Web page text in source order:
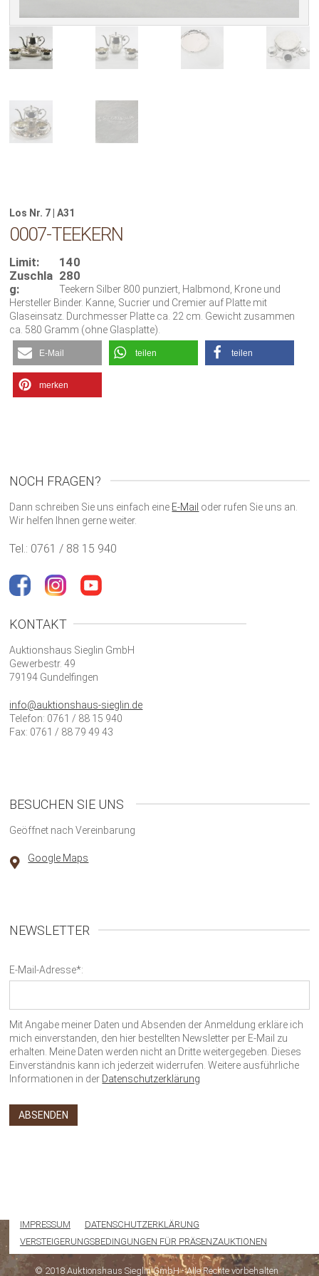
Los Nr. 7 | A31
0007-TEEKERN
Limit:
140
Zuschla
g:
280
Teekern Silber 800 punziert, Halbmond, Krone und
Hersteller Binder. Kanne, Sucrier und Cremier auf Platte mit
Glaseinsatz. Durchmesser Platte ca. 22 cm. Gewicht zusammen
ca. 580 Gramm (ohne Glasplatte).
E-Mail teilen teilen
merken
NOCH FRAGEN?
Dann schreiben Sie uns einfach eine E-Mail oder rufen Sie uns an.
Wir helfen Ihnen gerne weiter.
Tel.: 0761 / 88 15 940
KONTAKT
Auktionshaus Sieglin GmbH
Gewerbestr. 49
79194 Gundelfingen
info@auktionshaus-sieglin.de
Telefon: 0761 / 88 15 940
Fax: 0761 / 88 79 49 43
BESUCHEN SIE UNS
Geöffnet nach Vereinbarung
Google Maps
NEWSLETTER
E-Mail-Adresse*:
Mit Angabe meiner Daten und Absenden der Anmeldung erkläre ich
mich einverstanden, den hier bestellten Newsletter per E-Mail zu
erhalten. Meine Daten werden nicht an Dritte weitergegeben. Dieses
Einverständnis kann ich jederzeit widerrufen. Weitere ausführliche
Informationen in der Datenschutzerklärung
IMPRESSUM
DATENSCHUTZERKLÄRUNG
VERSTEIGERUNGSBEDINGUNGEN FÜR PRÄSENZAUKTIONEN
© 2018 Auktionshaus Sieglin GmbH - Alle Rechte vorbehalten